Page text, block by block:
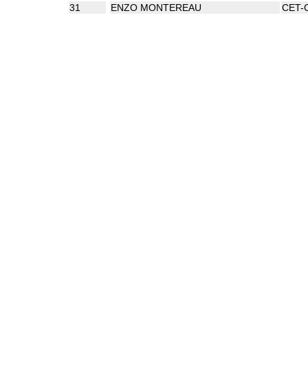
31
ENZO MONTEREAU CET-